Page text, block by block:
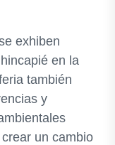
exhiben
en la
también
y
un cambio